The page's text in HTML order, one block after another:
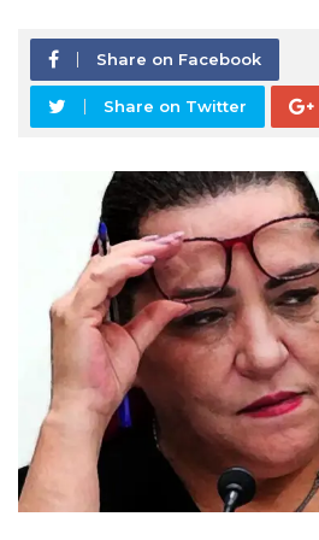
Share on Facebook
Share on Twitter